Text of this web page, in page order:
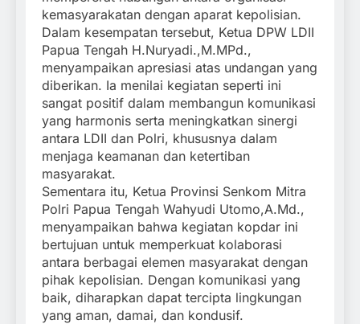
kemasyarakatan dengan aparat kepolisian.
Dalam kesempatan tersebut, Ketua DPW LDII
Papua Tengah H.Nuryadi.,M.MPd.,
menyampaikan apresiasi atas undangan yang
diberikan. Ia menilai kegiatan seperti ini
sangat positif dalam membangun komunikasi
yang harmonis serta meningkatkan sinergi
antara LDII dan Polri, khususnya dalam
menjaga keamanan dan ketertiban
masyarakat.
Sementara itu, Ketua Provinsi Senkom Mitra
Polri Papua Tengah Wahyudi Utomo,A.Md.,
menyampaikan bahwa kegiatan kopdar ini
bertujuan untuk memperkuat kolaborasi
antara berbagai elemen masyarakat dengan
pihak kepolisian. Dengan komunikasi yang
baik, diharapkan dapat tercipta lingkungan
yang aman, damai, dan kondusif.